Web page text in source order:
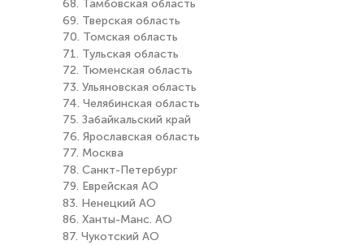
68. Тамбовская область
69. Тверская область
70. Томская область
71. Тульская область
72. Тюменская область
73. Ульяновская область
74. Челябинская область
75. Забайкальский край
76. Ярославская область
77. Москва
78. Санкт-Петербург
79. Еврейская АО
83. Ненецкий АО
86. Ханты-Манс. АО
87. Чукотский АО